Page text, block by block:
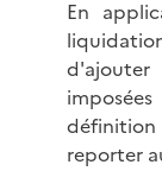
En
définition
reporter